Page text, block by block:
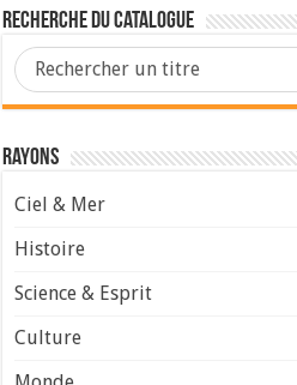
Recherche du Catalogue
Rayons
Ciel & Mer
Histoire
Science & Esprit
Culture